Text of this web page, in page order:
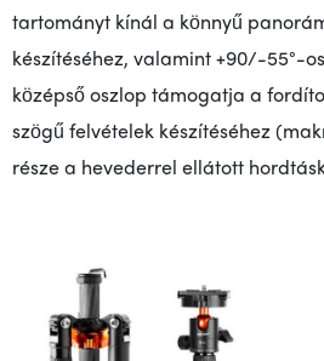
tartományt kínál a könnyű
készítéséhez, valamint +90/-55°-
középső oszlop támogatja a
szögű felvételek készítéséhez
része a hevederrel ellátott